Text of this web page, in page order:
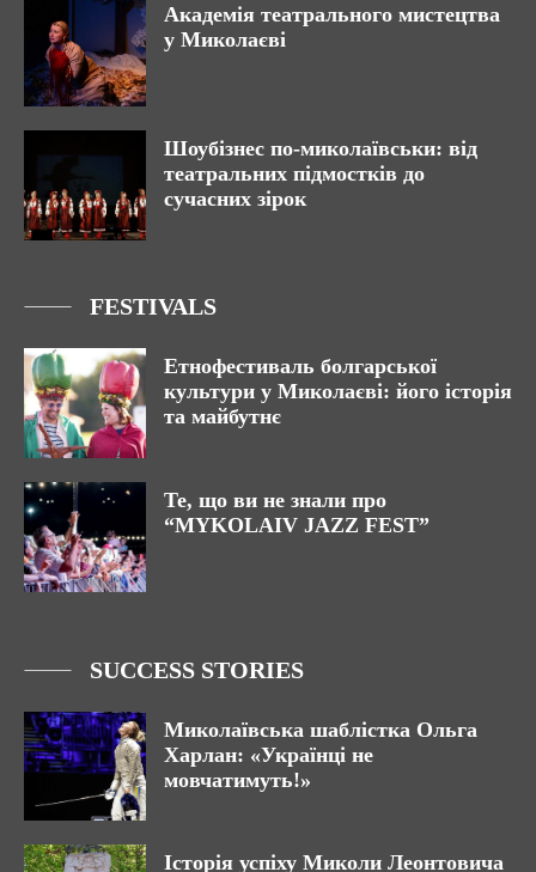
Академія театрального мистецтва
у Миколаєві
Шоубізнес по-миколаївськи: від
театральних підмостків до
сучасних зірок
FESTIVALS
Етнофестиваль болгарської
культури у Миколаєві: його історія
та майбутнє
Те, що ви не знали про
“MYKOLAIV JAZZ FEST”
SUCCESS STORIES
Миколаївська шаблістка Ольга
Харлан: «Українці не
мовчатимуть!»
Історія успіху Миколи Леонтовича